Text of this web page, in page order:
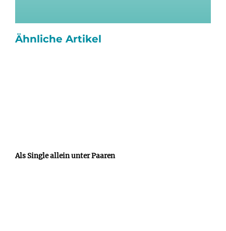
Ähnliche Artikel
Als Single allein unter Paaren